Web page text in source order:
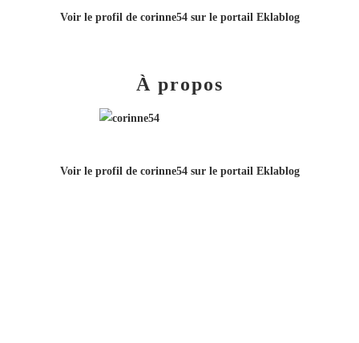
Voir le profil de corinne54sur le portail Eklablog
À propos
Voir le profil de corinne54sur le portail Eklablog